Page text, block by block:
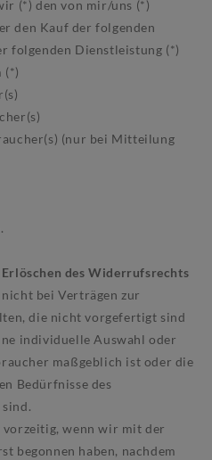
(*) den von mir/uns (*)
den Kauf der folgenden
folgenden Dienstleistung (*)
(*)
(nur bei Mitteilung
des Widerrufsrechts
bei Verträgen zur
die nicht vorgefertigt sind
individuelle Auswahl oder
maßgeblich ist oder die
Bedürfnisse des
wenn wir mit der
begonnen haben, nachdem